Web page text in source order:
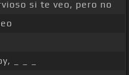
si te veo, pero no
_ _ _